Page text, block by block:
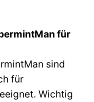
für
sind
für
Wichtig